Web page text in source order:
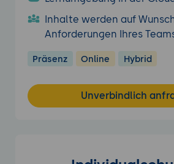
Inhalte werden auf
Anforderungen Ihres
Präsenz Online Hybrid
Unverbindlich